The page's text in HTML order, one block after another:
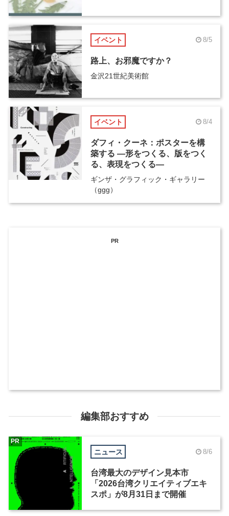
イベント 8/5
路上、お邪魔ですか？
金沢21世紀美術館
イベント 8/4
ダフィ・クーネ：ポスターを構
築する ―形をつくる、版をつく
る、表現をつくる―
ギンザ・グラフィック・ギャラリー
（ggg）
PR
編集部おすすめ
ニュース 8/6
台湾最大のデザイン見本市
「2026台湾クリエイティブエキ
スポ」が8月31日まで開催
PR